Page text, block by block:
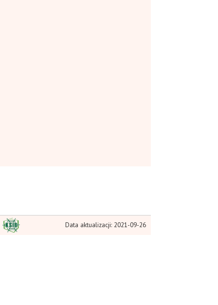
Data aktualizacji: 2021-09-26